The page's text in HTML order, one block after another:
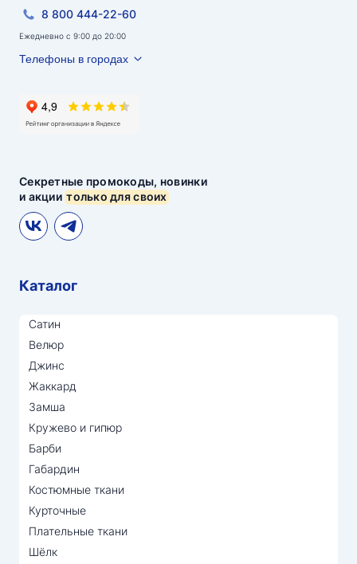
Секретные промокоды, новинки
и акциитолько для своих
8 800 444-22-60
Ежедневно с 9:00 до 20:00
Телефоны в городах
Каталог
Сатин
Велюр
Джинс
Жаккард
Замша
Кружево и гипюр
Барби
Габардин
Костюмные ткани
Курточные
Плательные ткани
Шёлк